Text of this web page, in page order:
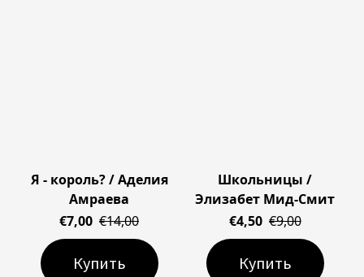
Я - король? / Аделия
Амраева
€7,00 €14,00
Купить
Школьницы /
Элизабет Мид-Смит
€4,50 €9,00
Купить